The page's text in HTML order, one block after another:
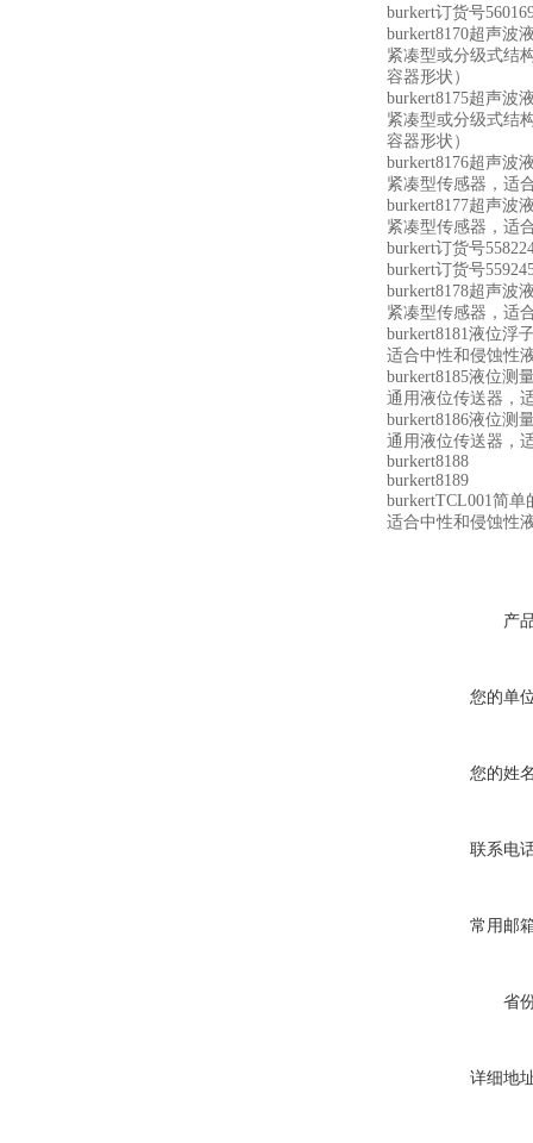
burkert订货号
burkert8170超声波
紧凑型或分级式结
容器形状）
burkert8175超声波
紧凑型或分级式结
容器形状）
burkert8176超声波
紧凑型传感器，适
burkert8177超声波
紧凑型传感器，适
burkert订货号
burkert订货号
burkert8178超声波
紧凑型传感器，适
burkert8181液位浮
适合中性和侵蚀性
burkert8185液位测
通用液位传送器，
burkert8186液位测
通用液位传送器，
burkert8188
burkert8189
burkertTCL001简单
适合中性和侵蚀性
产
您的单
您的姓
联系电
常用邮
省
详细地